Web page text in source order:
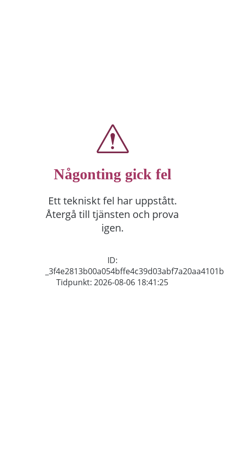
Någonting gick fel
Ett tekniskt fel har uppstått.
Återgå till tjänsten och prova
igen.
ID:
_3f4e2813b00a054bffe4c39d03abf7a20aa4101b
Tidpunkt: 2026-08-06 18:41:25